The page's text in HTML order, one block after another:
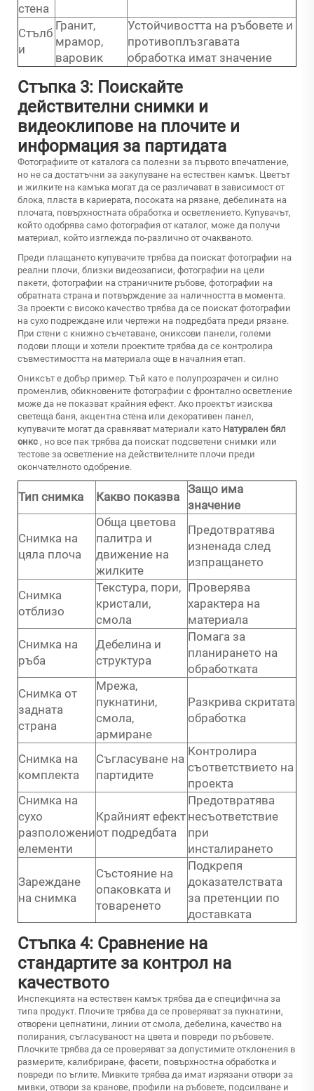
стена
Стълб
и
Гранит,
мрамор,
варовик
Устойчивостта на ръбовете и
противоплъзгавата
обработка имат значение
Стъпка 3: Поискайте
действителни снимки и
видеоклипове на плочите и
информация за партидата
Фотографиите от каталога са полезни за първото впечатление,
но не са достатъчни за закупуване на естествен камък. Цветът
и жилките на камъка могат да се различават в зависимост от
блока, пласта в кариерата, посоката на рязане, дебелината на
плочата, повърхностната обработка и осветлението. Купувачът,
който одобрява само фотография от каталог, може да получи
материал, който изглежда по-различно от очакваното.
Преди плащането купувачите трябва да поискат фотографии на
реални плочи, близки видеозаписи, фотографии на цели
пакети, фотографии на страничните ръбове, фотографии на
обратната страна и потвърждение за наличността в момента.
За проекти с високо качество трябва да се поискат фотографии
на сухо подреждане или чертежи на подредбата преди рязане.
При стени с книжно съчетаване, ониксови панели, големи
подови площи и хотели проектите трябва да се контролира
съвместимостта на материала още в началния етап.
Ониксът е добър пример. Тъй като е полупрозрачен и силно
променлив, обикновените фотографии с фронтално осветление
може да не показват крайния ефект. Ако проектът изисква
светеща баня, акцентна стена или декоративен панел,
купувачите могат да сравняват материали като Натурален бял
онкс , но все пак трябва да поискат подсветени снимки или
тестове за осветление на действителните плочи преди
окончателното одобрение.
Тип снимка Какво показва
Защо има
значение
Снимка на
цяла плоча
Обща цветова
палитра и
движение на
жилките
Предотвратява
изненада след
изпращането
Снимка
отблизо
Текстура, пори,
кристали,
смола
Проверява
характера на
материала
Снимка на
ръба
Дебелина и
структура
Помага за
планирането на
обработката
Снимка от
задната
страна
Мрежа,
пукнатини,
смола,
армиране
Разкрива скритата
обработка
Снимка на
комплекта
Съгласуване на
партидите
Контролира
съответствието на
проекта
Снимка на
сухо
разположени
елементи
Крайният ефект
от подредбата
Предотвратява
несъответствие
при
инсталирането
Зареждане
на снимка
Състояние на
опаковката и
товаренето
Подкрепя
доказателствата
за претенции по
доставката
Стъпка 4: Сравнение на
стандартите за контрол на
качеството
Инспекцията на естествен камък трябва да е специфична за
типа продукт. Плочите трябва да се проверяват за пукнатини,
отворени цепнатини, линии от смола, дебелина, качество на
полирания, съгласуваност на цвета и повреди по ръбовете.
Плочките трябва да се проверяват за допустимите отклонения в
размерите, калибриране, фасети, повърхностна обработка и
повреди по ъглите. Мивките трябва да имат изрязани отвори за
мивки, отвори за кранове, профили на ръбовете, подсилване и